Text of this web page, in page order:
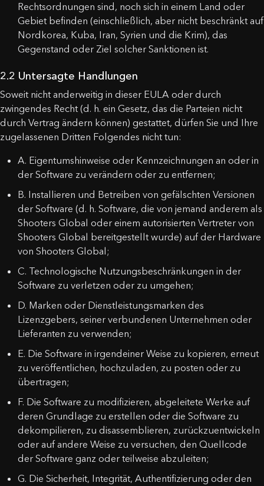
Rechtsordnungen sind, noch sich in einem Land oder
Gebiet befinden (einschließlich, aber nicht beschränkt auf
Nordkorea, Kuba, Iran, Syrien und die Krim), das
Gegenstand oder Ziel solcher Sanktionen ist.
2.2 Untersagte Handlungen
Soweit nicht anderweitig in dieser EULA oder durch
zwingendes Recht (d. h. ein Gesetz, das die Parteien nicht
durch Vertrag ändern können) gestattet, dürfen Sie und Ihre
zugelassenen Dritten Folgendes nicht tun:
A. Eigentumshinweise oder Kennzeichnungen an oder in
der Software zu verändern oder zu entfernen;
B. Installieren und Betreiben von gefälschten Versionen
der Software (d. h. Software, die von jemand anderem als
Shooters Global oder einem autorisierten Vertreter von
Shooters Global bereitgestellt wurde) auf der Hardware
von Shooters Global;
C. Technologische Nutzungsbeschränkungen in der
Software zu verletzen oder zu umgehen;
D. Marken oder Dienstleistungsmarken des
Lizenzgebers, seiner verbundenen Unternehmen oder
Lieferanten zu verwenden;
E. Die Software in irgendeiner Weise zu kopieren, erneut
zu veröffentlichen, hochzuladen, zu posten oder zu
übertragen;
F. Die Software zu modifizieren, abgeleitete Werke auf
deren Grundlage zu erstellen oder die Software zu
dekompilieren, zu disassemblieren, zurückzuentwickeln
oder auf andere Weise zu versuchen, den Quellcode
der Software ganz oder teilweise abzuleiten;
G. Die Sicherheit, Integrität, Authentifizierung oder den